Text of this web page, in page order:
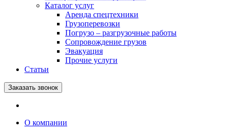
Каталог услуг
Аренда спецтехники
Грузоперевозки
Погрузо – разгрузочные работы
Сопровождение грузов
Эвакуация
Прочие услуги
Статьи
Заказать звонок
О компании